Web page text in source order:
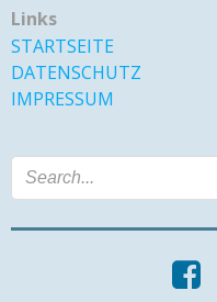
Links
STARTSEITE
DATENSCHUTZ
IMPRESSUM